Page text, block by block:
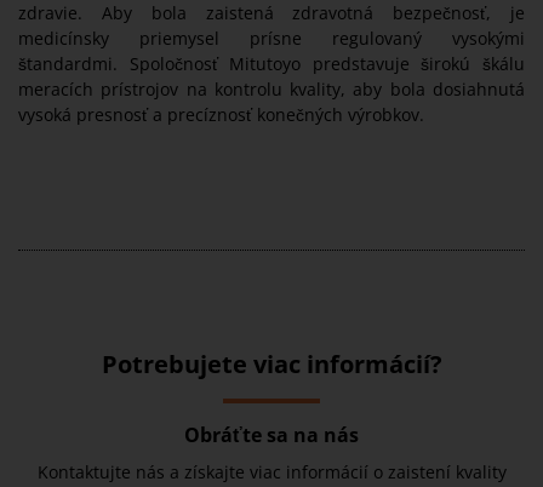
zdravie. Aby bola zaistená zdravotná bezpečnosť, je
medicínsky priemysel prísne regulovaný vysokými
štandardmi. Spoločnosť Mitutoyo predstavuje širokú škálu
meracích prístrojov na kontrolu kvality, aby bola dosiahnutá
vysoká presnosť a precíznosť konečných výrobkov.
Potrebujete viac informácií?
Obráťte sa na nás
Kontaktujte nás a získajte viac informácií o zaistení kvality